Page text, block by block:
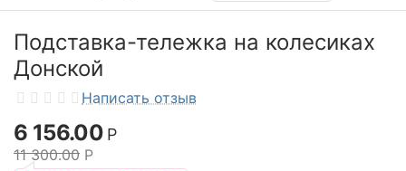
Подставка-тележка на колесиках
Донской
Написать отзыв
6 156.00 Р
11 300.00 Р